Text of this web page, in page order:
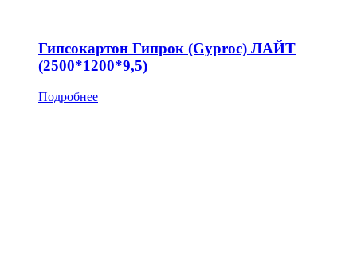
Гипсокартон Гипрок (Gyproc) ЛАЙТ
(2500*1200*9,5)
Подробнее